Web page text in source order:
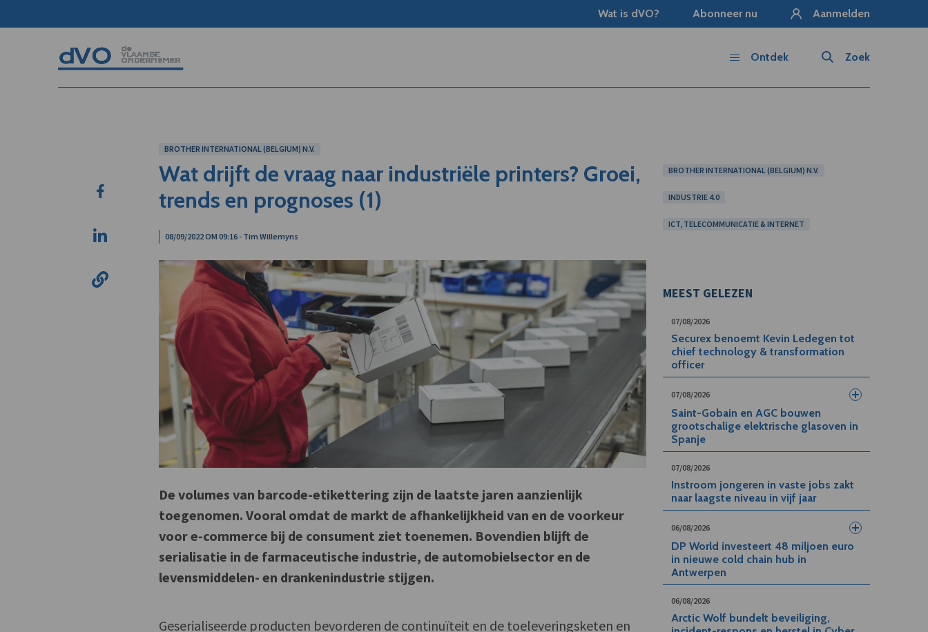
Wat is dVO? Abonneer nu Aanmelden
Zoek
Ontdek
BROTHER INTERNATIONAL (BELGIUM) N.V.
Wat drijft de vraag naar industriële printers? Groei,
trends en prognoses (1)
08/09/2022 OM 09:16 - Tim Willemyns
De volumes van barcode-etikettering zijn de laatste jaren aanzienlijk
toegenomen. Vooral omdat de markt de afhankelijkheid van en de voorkeur
voor e-commerce bij de consument ziet toenemen. Bovendien blijft de
serialisatie in de farmaceutische industrie, de automobielsector en de
levensmiddelen- en drankenindustrie stijgen.
Geserialiseerde producten bevorderen de continuïteit en de toeleveringsketen en
BROTHER INTERNATIONAL (BELGIUM) N.V.
INDUSTRIE 4.0
ICT, TELECOMMUNICATIE & INTERNET
MEEST GELEZEN
07/08/2026
Securex benoemt Kevin Ledegen tot
chief technology & transformation
officer
07/08/2026
Saint-Gobain en AGC bouwen
grootschalige elektrische glasoven in
Spanje
07/08/2026
Instroom jongeren in vaste jobs zakt
naar laagste niveau in vijf jaar
06/08/2026
DP World investeert 48 miljoen euro
in nieuwe cold chain hub in
Antwerpen
06/08/2026
Arctic Wolf bundelt beveiliging,